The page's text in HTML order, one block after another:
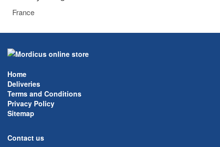
France
Home
Deliveries
Terms and Conditions
Privacy Policy
Sitemap
Contact us